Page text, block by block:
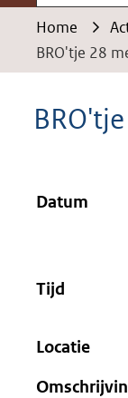
Home
BRO'tje 28
Datum
Tijd
Locatie